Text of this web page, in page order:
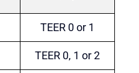
TEER 0 or 1
TEER 0, 1 or 2